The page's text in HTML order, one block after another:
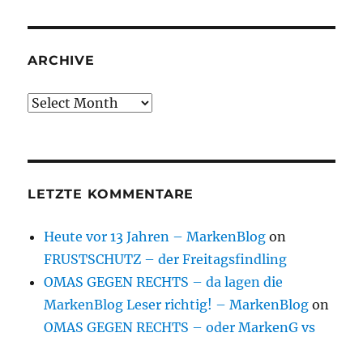
ARCHIVE
Archive
LETZTE KOMMENTARE
Heute vor 13 Jahren – MarkenBlog on
FRUSTSCHUTZ – der Freitagsfindling
OMAS GEGEN RECHTS – da lagen die
MarkenBlog Leser richtig! – MarkenBlog on
OMAS GEGEN RECHTS – oder MarkenG vs